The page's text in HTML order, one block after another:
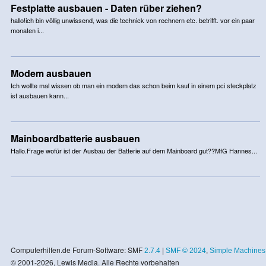
Festplatte ausbauen - Daten rüber ziehen?
hallo!ich bin völlig unwissend, was die technick von rechnern etc. betrifft. vor ein paar
monaten i...
Modem ausbauen
Ich wollte mal wissen ob man ein modem das schon beim kauf in einem pci steckplatz
ist ausbauen kann...
Mainboardbatterie ausbauen
Hallo.Frage wofür ist der Ausbau der Batterie auf dem Mainboard gut??MfG Hannes...
Computerhilfen.de Forum-Software: SMF 2.7.4| SMF © 2024, Simple Machines
© 2001-2026, Lewis Media. Alle Rechte vorbehalten